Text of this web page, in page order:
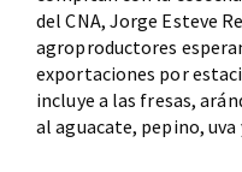
del CNA, Jorge Esteve
agroproductores
exportaciones por
incluye a las fresas,
al aguacate, pepino, uva